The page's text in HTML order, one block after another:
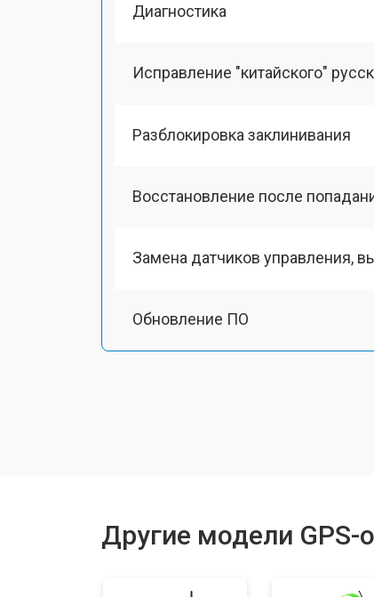
Диагностика
Исправление "китайского"
Разблокировка заклинивания
Восстановление после
Замена датчиков управления,
Обновление ПО
Другие модели GPS-